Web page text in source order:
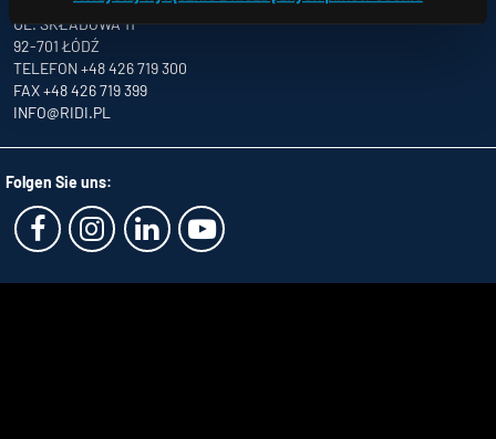
UL. SKŁADOWA 11
92-701 ŁÓDŹ
TELEFON +48 426 719 300
FAX +48 426 719 399
INFO@RIDI.PL
Folgen Sie uns: